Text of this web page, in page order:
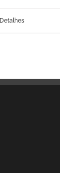
Detalhes